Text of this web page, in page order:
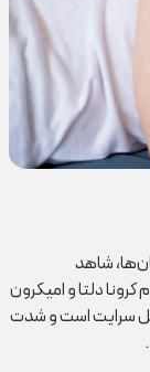
شاهد
دلتا و امیکرون
سرایت است و شدت